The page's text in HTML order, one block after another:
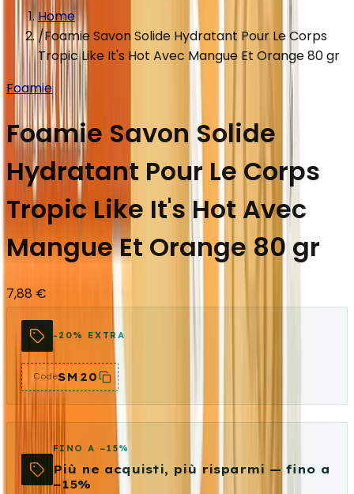
Home
/Foamie Savon Solide Hydratant Pour Le Corps
Tropic Like It's Hot Avec Mangue Et Orange 80 gr
Foamie
Foamie Savon Solide
Hydratant Pour Le Corps
Tropic Like It's Hot Avec
Mangue Et Orange 80 gr
7,88 €
-20% EXTRA
CodeSM20
FINO A −15%
Più ne acquisti, più risparmi — fino a
−15%